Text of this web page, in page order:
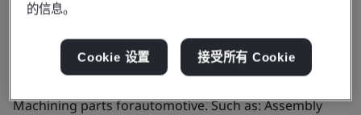
Products, services or works:
Main Products: Non-
Machining parts forautomotive. Such as: Assembly
的信息。
Cookie 设置 接受所有 Cookie